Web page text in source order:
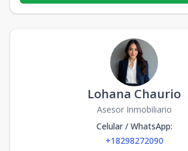
Lohana Chaurio
Asesor Inmobiliario
Celular / WhatsApp:
+18298272090